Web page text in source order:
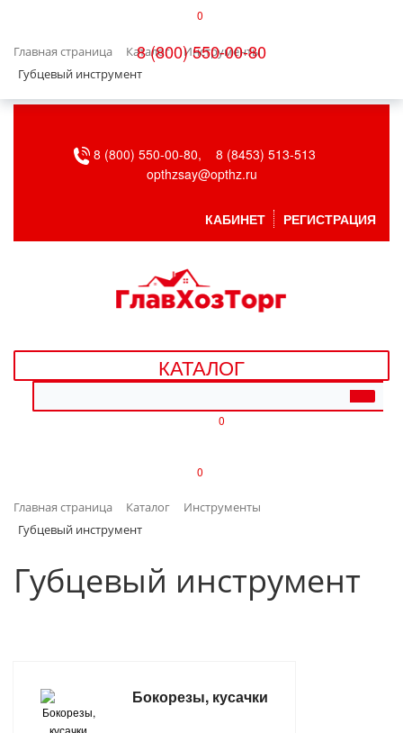
0
8 (800) 550-00-80
Главная страница Каталог
Инструменты
Губцевый инструмент
БЫТОВАЯ ТЕХНИКА
ВЕНТИЛЯЦИЯ
ДАЧА, САД И ОГОРОД
ДЕТСКИЕ ТОВАРЫ
ИНТЕРЬЕР
ЛАКОКРАСОЧНЫЕ МАТЕРИАЛЫ
8 (800) 550-00-80,
8 (8453) 513-513
opthzsay@opthz.ru
КАБИНЕТ РЕГИСТРАЦИЯ
КАТАЛОГ
0
0
Главная страница Каталог
Инструменты
Губцевый инструмент
Губцевый инструмент
Бокорезы, кусачки